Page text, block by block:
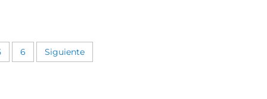
6 Siguiente